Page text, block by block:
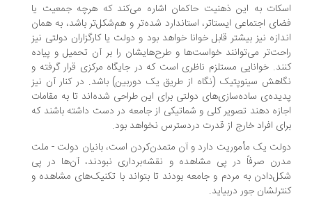
به این ذهنیت حاکمان اشاره می‌کند که هرچه جمعیت یا
اجتماعی ایستاتر، استاندارد شده‌تر و هم‌شکل‌تر باشد، به همان
نیز بیشتر قابل خوانا خواهد بود و دولت یا کارگزاران دولتی نیز
می‌توانند خواست‌ها و طرح‌هایشان را بر آن تحمیل و پیاده
خوانایی مستلزم ناظری است که در جایگاه مرکزی قرار گرفته و
سینوپتیک (نگاه از طریق یک دوربین) باشد. در کنار آن نیز
ساده‌سازی‌های دولتی برای این طراحی شده‌اند تا به مقامات
دهند تصویر کلی و شماتیکی از جامعه در دست داشته باشند که
افراد خارج از قدرت دردسترس نخواهد بود.
یک مأموریت دارد و آن متمدن‌کردن است، بانیان دولت - ملت
صرفاً در پی مشاهده و نقشه‌برداری نبودند، آن‌ها در پی
به مردم و جامعه بودند تا بتواند با تکنیک‌های مشاهده و
جور دربیاید.